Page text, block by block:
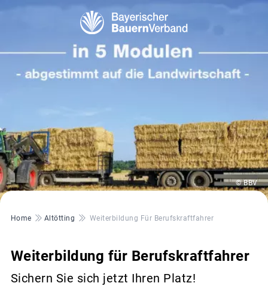
© BBV
Pfadnavigation
Home Altötting Weiterbildung Für Berufskraftfahrer
Weiterbildung für Berufskraftfahrer
Sichern Sie sich jetzt Ihren Platz!